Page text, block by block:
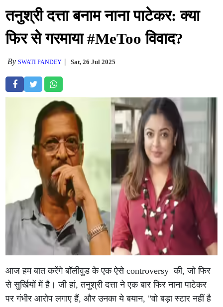
तनुश्री दत्ता बनाम नाना पाटेकर: क्या
फिर से गरमाया #MeToo विवाद?
BySWATI PANDEY Sat, 26 Jul 2025
आज हम बात करेंगे बॉलीवुड के एक ऐसे controversy की, जो फिर
से सुर्खियों में है। जी हां, तनुश्री दत्ता ने एक बार फिर नाना पाटेकर
पर गंभीर आरोप लगाए हैं, और उनका ये बयान, "वो बड़ा स्टार नहीं है